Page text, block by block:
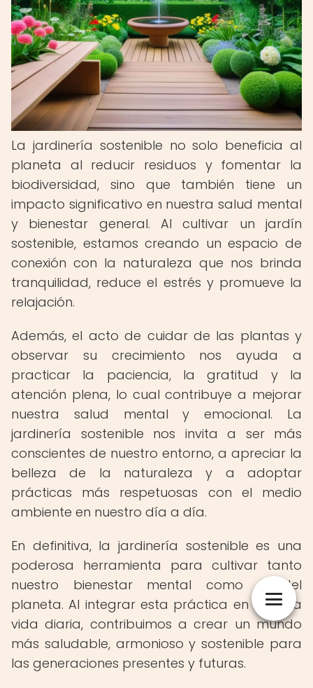
La jardinería sostenible no solo beneficia al
planeta al reducir residuos y fomentar la
biodiversidad, sino que también tiene un
impacto significativo en nuestra salud mental
y bienestar general. Al cultivar un jardín
sostenible, estamos creando un espacio de
conexión con la naturaleza que nos brinda
tranquilidad, reduce el estrés y promueve la
relajación.
Además, el acto de cuidar de las plantas y
observar su crecimiento nos ayuda a
practicar la paciencia, la gratitud y la
atención plena, lo cual contribuye a mejorar
nuestra salud mental y emocional. La
jardinería sostenible nos invita a ser más
conscientes de nuestro entorno, a apreciar la
belleza de la naturaleza y a adoptar
prácticas más respetuosas con el medio
ambiente en nuestro día a día.
En definitiva, la jardinería sostenible es una
poderosa herramienta para cultivar tanto
nuestro bienestar mental como el del
planeta. Al integrar esta práctica en nuestra
vida diaria, contribuimos a crear un mundo
más saludable, armonioso y sostenible para
las generaciones presentes y futuras.